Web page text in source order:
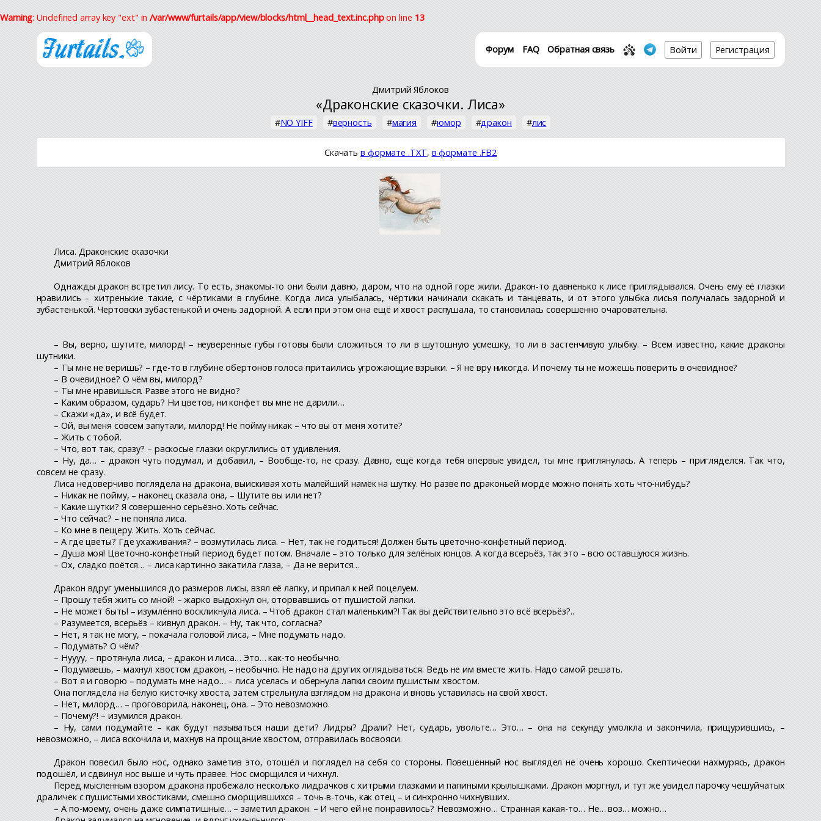
Warning: Undefined array key "ext" in/var/www/furtails/app/view/blocks/html__head_text.inc.phpon line 13
Форум FAQ Обратная связь Войти Регистрация
Дмитрий Яблоков
«Драконские сказочки. Лиса»
#NO YIFF #верность #магия #юмор #дракон #лис
Скачатьв формате .TXT, в формате .FB2
Лиса. Драконские сказочки
Дмитрий Яблоков
Однажды дракон встретил лису. То есть, знакомы-то они были давно, даром, что на одной горе жили. Дракон-то давненько к лисе приглядывался. Очень ему её глазки
нравились – хитренькие такие, с чёртиками в глубине. Когда лиса улыбалась, чёртики начинали скакать и танцевать, и от этого улыбка лисья получалась задорной и
зубастенькой. Чертовски зубастенькой и очень задорной. А если при этом она ещё и хвост распушала, то становилась совершенно очаровательна.
– Вы, верно, шутите, милорд! – неуверенные губы готовы были сложиться то ли в шутошную усмешку, то ли в застенчивую улыбку. – Всем известно, какие драконы
шутники.
– Ты мне не веришь? – где-то в глубине обертонов голоса притаились угрожающие взрыки. – Я не вру никогда. И почему ты не можешь поверить в очевидное?
– В очевидное? О чём вы, милорд?
– Ты мне нравишься. Разве этого не видно?
– Каким образом, сударь? Ни цветов, ни конфет вы мне не дарили…
– Скажи «да», и всё будет.
– Ой, вы меня совсем запутали, милорд! Не пойму никак – что вы от меня хотите?
– Жить с тобой.
– Что, вот так, сразу? – раскосые глазки округлились от удивления.
– Ну, да… – дракон чуть подумал, и добавил, – Вообще-то, не сразу. Давно, ещё когда тебя впервые увидел, ты мне приглянулась. А теперь – пригляделся. Так что,
совсем не сразу.
Лиса недоверчиво поглядела на дракона, выискивая хоть малейший намёк на шутку. Но разве по драконьей морде можно понять хоть что-нибудь?
– Никак не пойму, – наконец сказала она, – Шутите вы или нет?
– Какие шутки? Я совершенно серьёзно. Хоть сейчас.
– Что сейчас? – не поняла лиса.
– Ко мне в пещеру. Жить. Хоть сейчас.
– А где цветы? Где ухаживания? – возмутилась лиса. – Нет, так не годиться! Должен быть цветочно-конфетный период.
– Душа моя! Цветочно-конфетный период будет потом. Вначале – это только для зелёных юнцов. А когда всерьёз, так это – всю оставшуюся жизнь.
– Ох, сладко поётся… – лиса картинно закатила глаза, – Да не верится…
Дракон вдруг уменьшился до размеров лисы, взял её лапку, и припал к ней поцелуем.
– Прошу тебя жить со мной! – жарко выдохнул он, оторвавшись от пушистой лапки.
– Не может быть! – изумлённо воскликнула лиса. – Чтоб дракон стал маленьким?! Так вы действительно это всё всерьёз?..
– Разумеется, всерьёз – кивнул дракон. – Ну, так что, согласна?
– Нет, я так не могу, – покачала головой лиса, – Мне подумать надо.
– Подумать? О чём?
– Нуууу, – протянула лиса, – дракон и лиса… Это… как-то необычно.
– Подумаешь, – махнул хвостом дракон, – необычно. Не надо на других оглядываться. Ведь не им вместе жить. Надо самой решать.
– Вот я и говорю – подумать мне надо… – лиса уселась и обернула лапки своим пушистым хвостом.
Она поглядела на белую кисточку хвоста, затем стрельнула взглядом на дракона и вновь уставилась на свой хвост.
– Нет, милорд… – проговорила, наконец, она. – Это невозможно.
– Почему?! – изумился дракон.
– Ну, сами подумайте – как будут называться наши дети? Лидры? Драли? Нет, сударь, увольте… Это… – она на секунду умолкла и закончила, прищурившись, –
невозможно, – лиса вскочила и, махнув на прощание хвостом, отправилась восвояси.
Дракон повесил было нос, однако заметив это, отошёл и поглядел на себя со стороны. Повешенный нос выглядел не очень хорошо. Скептически нахмурясь, дракон
подошёл, и сдвинул нос выше и чуть правее. Нос сморщился и чихнул.
Перед мысленным взором дракона пробежало несколько лидрачков с хитрыми глазками и папиными крылышками. Дракон моргнул, и тут же увидел парочку чешуйчатых
драличек с пушистыми хвостиками, смешно сморщившихся – точь-в-точь, как отец – и синхронно чихнувших.
– А по-моему, очень даже симпатишные… – заметил дракон. – И чего ей не понравилось? Невозможно… Странная какая-то… Не… воз… можно…